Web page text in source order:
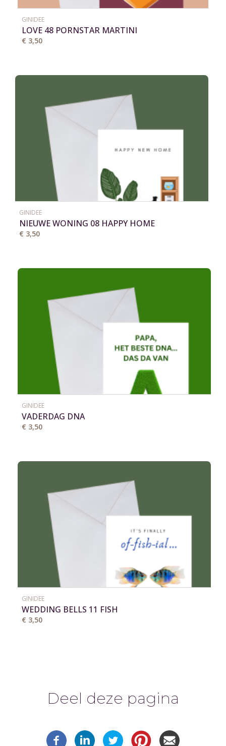
GINIDEE
LOVE 48 PORNSTAR MARTINI
€ 3,50
GINIDEE
NIEUWE WONING 08 HAPPY HOME
€ 3,50
GINIDEE
VADERDAG DNA
€ 3,50
GINIDEE
WEDDING BELLS 11 FISH
€ 3,50
Deel deze pagina